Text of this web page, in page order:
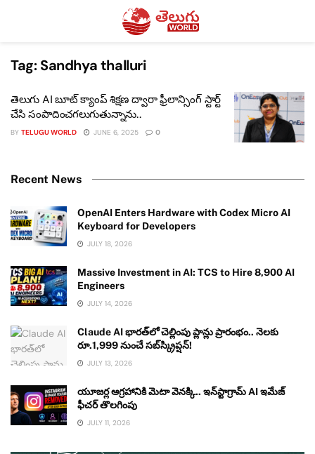
Tag:Sandhya thalluri
తెలుగు AI బూట్ క్యాంప్ శిక్షణ ద్వారా ఫ్రీలాన్సింగ్ స్టార్ట్
చేసి సంపాదించగలుగుతున్నాను..
BY TELUGU WORLD JUNE 6, 2025 0
Recent News
OpenAI Enters Hardware with Codex Micro AI
Keyboard for Developers
JULY 18, 2026
Massive Investment in AI: TCS to Hire 8,900 AI
Engineers
JULY 14, 2026
Claude AI భారత్‌లో చెల్లింపు ప్లాన్లు ప్రారంభం.. నెలకు
రూ.1,999 నుంచే సబ్‌స్క్రిప్షన్!
JULY 13, 2026
యూజర్ల ఆగ్రహానికి మెటా వెనక్కి.. ఇన్‌స్టాగ్రామ్ AI ఇమేజ్
ఫీచర్ తొలగింపు
JULY 11, 2026